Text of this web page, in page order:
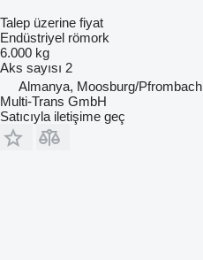
Talep üzerine fiyat
Endüstriyel römork
6.000 kg
Aks sayısı 2
Almanya, Moosburg/Pfrombach
Multi-Trans GmbH
Satıcıyla iletişime geç